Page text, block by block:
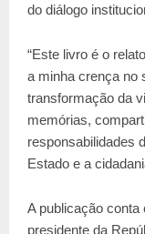
do diálogo
“Este livro é o
a minha crença no
transformação da
memórias,
responsabilidades
Estado e a
A publicação
presidente da